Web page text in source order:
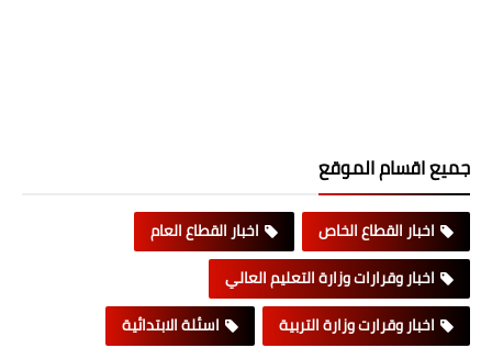
جميع اقسام الموقع
اخبار القطاع الخاص
اخبار القطاع العام
اخبار وقرارات وزارة التعليم العالي
اخبار وقرارت وزارة التربية
اسئلة الابتدائية